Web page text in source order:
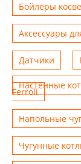
Бойлеры
Аксессуары
Датчики
Настенные
Ferroli
Напольные
Чугунные